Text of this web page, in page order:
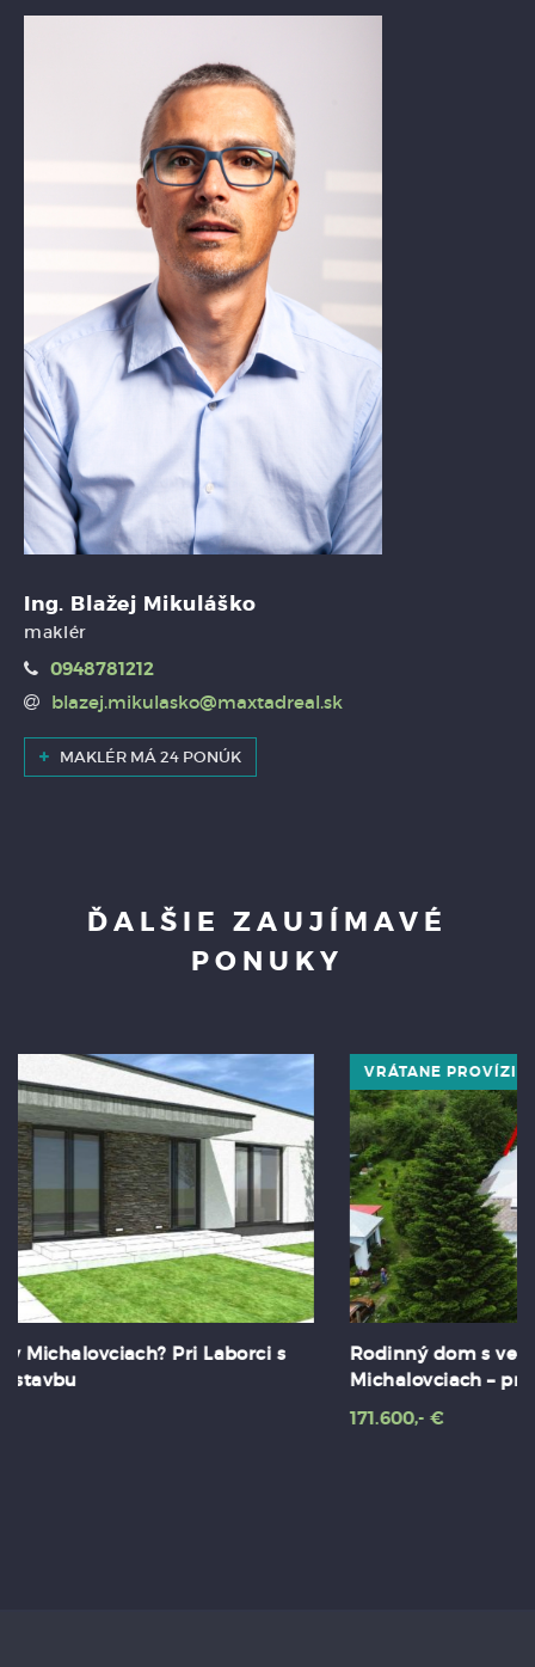
Ing. Blažej Mikuláško
maklér
0948781212
blazej.mikulasko@maxtadreal.sk
MAKLÉR MÁ 24 PONÚK
ĎALŠIE ZAUJÍMAVÉ
PONUKY
VRÁTANE PROVÍZIE
Rodinný dom s veľkým pozemkom pri
Michalovciach – priestor pre rodinu.